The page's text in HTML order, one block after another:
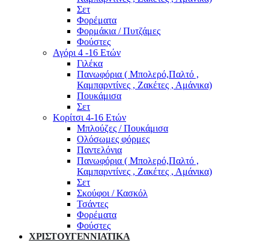
Σετ
Φορέματα
Φορμάκια / Πυτζάμες
Φούστες
Αγόρι 4 -16 Ετών
Γιλέκα
Πανωφόρια ( Μπολερό,Παλτό ,
Καμπαρντίνες , Ζακέτες , Αμάνικα)
Πουκάμισα
Σετ
Κορίτσι 4-16 Ετών
Μπλούζες / Πουκάμισα
Ολόσωμες φόρμες
Παντελόνια
Πανωφόρια ( Μπολερό,Παλτό ,
Καμπαρντίνες , Ζακέτες , Αμάνικα)
Σετ
Σκούφοι / Κασκόλ
Τσάντες
Φορέματα
Φούστες
ΧΡΙΣΤΟΥΓΕΝΝΙΑΤΙΚΑ